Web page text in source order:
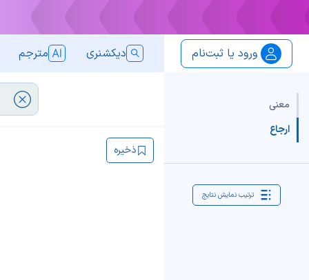
ورود یا ثبت‌نام دیکشنری مترجم
معنی
ارجاع
ترتیب نمایش نتایج
ذخیره